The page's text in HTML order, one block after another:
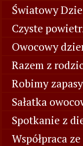
Światowy
Czyste
Owocowy
Razem z
Robimy
Sałatka
Spotkanie z
Współpraca